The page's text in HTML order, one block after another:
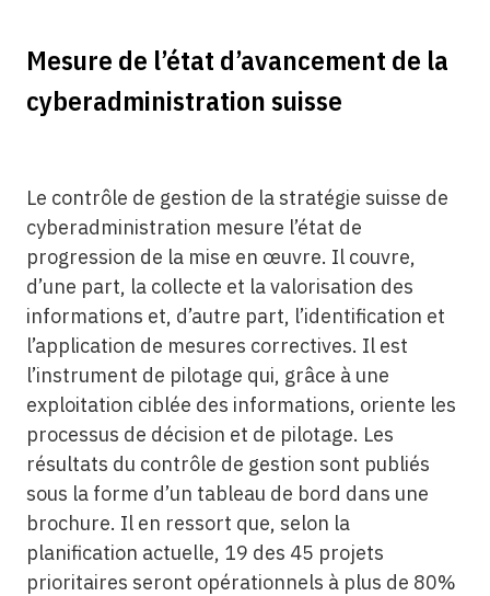
Mesure de l’état d’avancement de la
cyberadministration suisse
Le contrôle de gestion de la stratégie suisse de
cyberadministration mesure l’état de
progression de la mise en œuvre. Il couvre,
d’une part, la collecte et la valorisation des
informations et, d’autre part, l’identification et
l’application de mesures correctives. Il est
l’instrument de pilotage qui, grâce à une
exploitation ciblée des informations, oriente les
processus de décision et de pilotage. Les
résultats du contrôle de gestion sont publiés
sous la forme d’un tableau de bord dans une
brochure. Il en ressort que, selon la
planification actuelle, 19 des 45 projets
prioritaires seront opérationnels à plus de 80%